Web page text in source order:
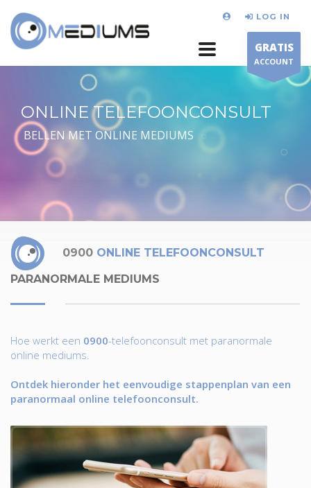
LOG IN
GRATIS
ACCOUNT
ONLINE TELEFOONCONSULT
BELLEN MET ONLINE MEDIUMS
0900 ONLINE TELEFOONCONSULT
PARANORMALE MEDIUMS
Hoe werkt een 0900-telefoonconsult met paranormale
online mediums.
Ontdek hieronder het eenvoudige stappenplan van een
paranormaal online telefoonconsult.